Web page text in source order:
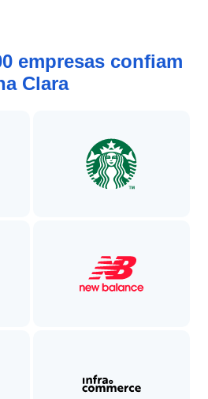
empresas confiam
Clara